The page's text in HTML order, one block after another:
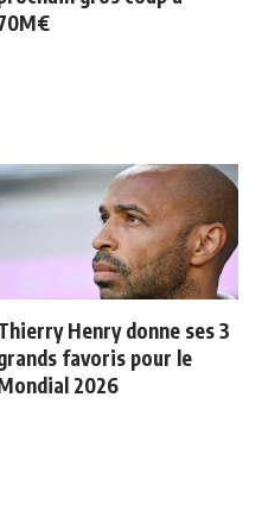
Henry donne ses 3
favoris pour le
2026